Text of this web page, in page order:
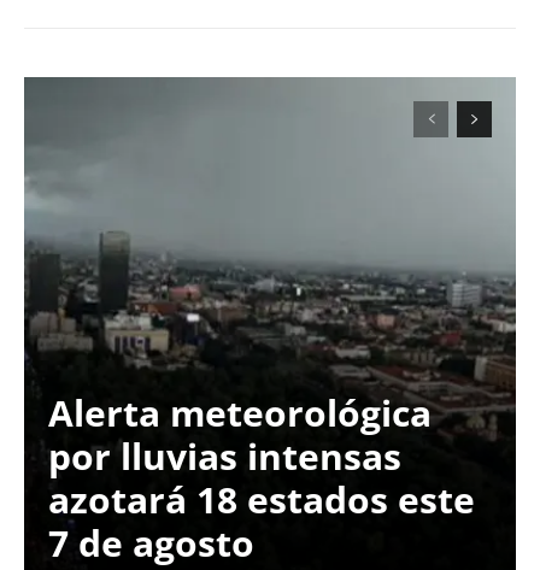
Alerta meteorológica
por lluvias intensas
azotará 18 estados este
7 de agosto